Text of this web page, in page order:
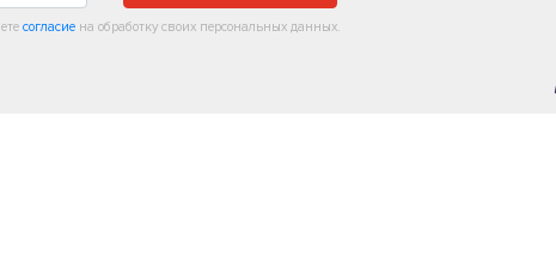
согласиена обработку своих персональных данных.